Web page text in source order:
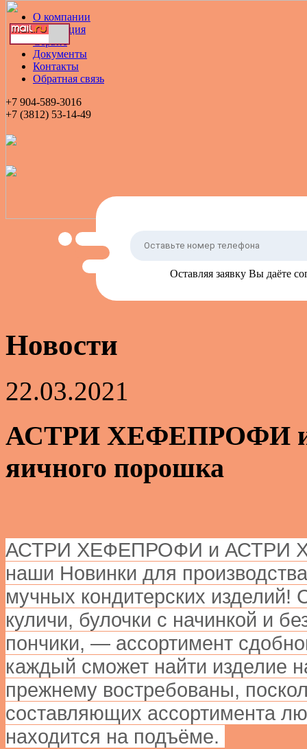
О компании
Продукция
Сервис
Документы
Контакты
Обратная связь
+7 904-589-3016
+7 (3812) 53-14-49
Оставляя заявку Вы даёте
Новости
22.03.2021
АСТРИ ХЕФЕПРОФИ
яичного порошка
АСТРИ ХЕФЕПРОФИ и АСТРИ
наши Новинки для
мучных кондитерских изделий!
куличи, булочки с начинкой и
пончики, — ассортимент
каждый сможет найти изделие
прежнему востребованы,
составляющих ассортимента
находится на подъёме.